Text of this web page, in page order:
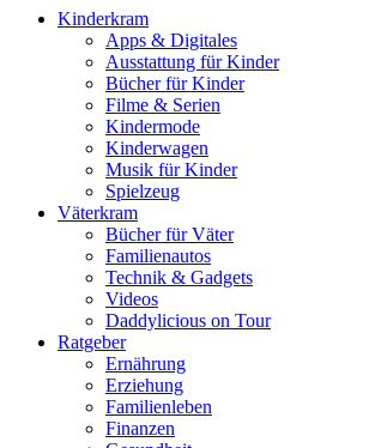
Kinderkram
Apps & Digitales
Ausstattung für Kinder
Bücher für Kinder
Filme & Serien
Kindermode
Kinderwagen
Musik für Kinder
Spielzeug
Väterkram
Bücher für Väter
Familienautos
Technik & Gadgets
Videos
Daddylicious on Tour
Ratgeber
Ernährung
Erziehung
Familienleben
Finanzen